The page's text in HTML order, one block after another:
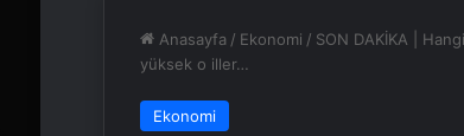
Anasayfa / Ekonomi / SON DAKİKA |
yüksek o iller…
Ekonomi